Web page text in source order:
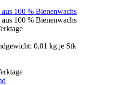
100 % Bienenwachs
100 % Bienenwachs
0,01 kg je Stk